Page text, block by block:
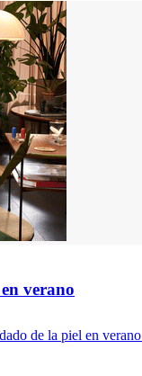
verano
de la piel en